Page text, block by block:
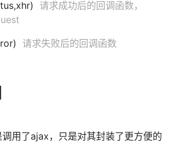
请求成功后的回调函数，
请求失败后的回调函数
用了ajax，只是对其封装了更方便的